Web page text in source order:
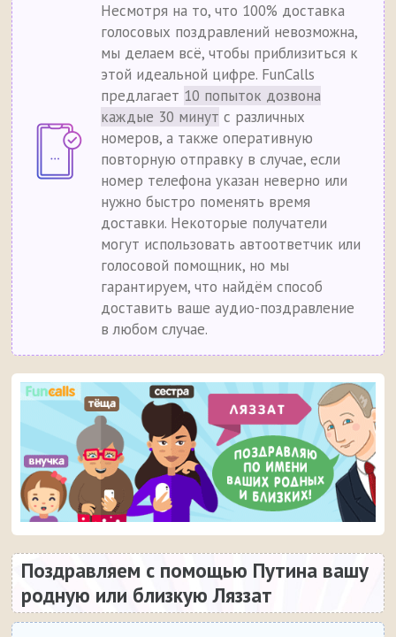
Несмотря на то, что 100% доставка
голосовых поздравлений невозможна,
мы делаем всё, чтобы приблизиться к
этой идеальной цифре. FunCalls
предлагает 10 попыток дозвона
каждые 30 минут с различных
номеров, а также оперативную
повторную отправку в случае, если
номер телефона указан неверно или
нужно быстро поменять время
доставки. Некоторые получатели
могут использовать автоответчик или
голосовой помощник, но мы
гарантируем, что найдём способ
доставить ваше аудио-поздравление
в любом случае.
Поздравляем с помощью Путина вашу
родную или близкую Ляззат